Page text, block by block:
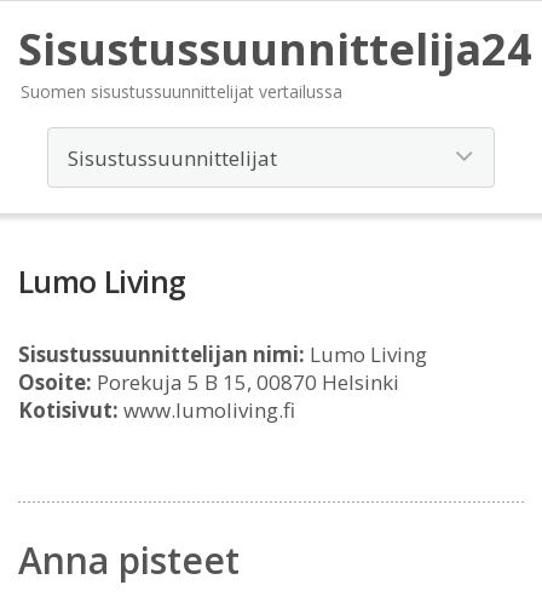
Sisustussuunnittelija24
Suomen sisustussuunnittelijat vertailussa
Lumo Living
Sisustussuunnittelijan nimi: Lumo Living
Osoite: Porekuja 5 B 15, 00870 Helsinki
Kotisivut: www.lumoliving.fi
Anna pisteet